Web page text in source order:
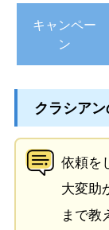
キャンペー
ン
クラシア
依頼を
大変助
まで教